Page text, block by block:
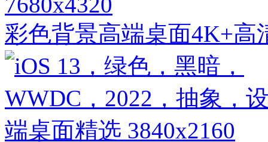
彩色背景高端桌面4K+高